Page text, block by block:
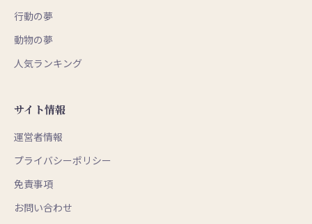
行動の夢
動物の夢
人気ランキング
サイト情報
運営者情報
プライバシーポリシー
免責事項
お問い合わせ